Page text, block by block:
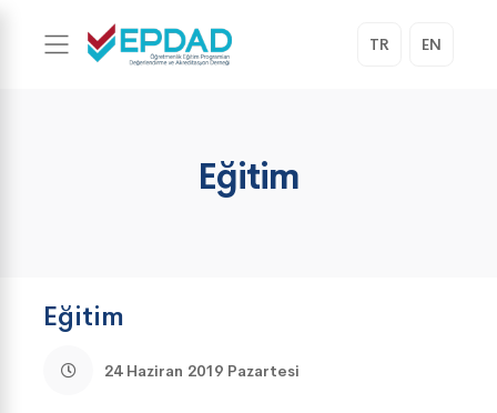
TR EN
Eğitim
Eğitim
24 Haziran 2019 Pazartesi